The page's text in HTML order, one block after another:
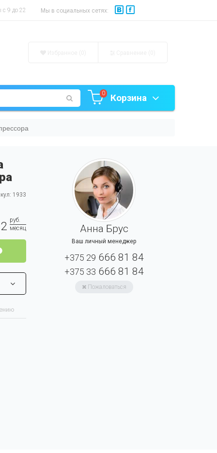
9 до 22 Мы в социальных сетях:
0 Корзина
1933
2 руб.
месяц
Анна Брус
Ваш личный менеджер
+375 29 666 81 84
+375 33 666 81 84
Пожаловаться